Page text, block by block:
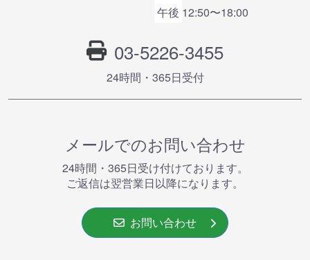
午後 12:50〜18:00
03-5226-3455
24時間・365⽇受付
メールでのお問い合わせ
24時間・365⽇受け付けております。
ご返信は翌営業⽇以降になります。
お問い合わせ